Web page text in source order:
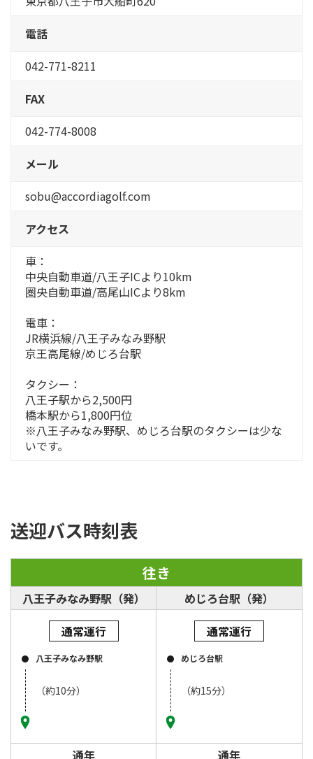
電話
042-771-8211
FAX
042-774-8008
メール
sobu@accordiagolf.com
アクセス
車：
中央自動車道/八王子ICより10km
圏央自動車道/高尾山ICより8km
電車：
JR横浜線/八王子みなみ野駅
京王高尾線/めじろ台駅
タクシー：
八王子駅から2,500円
橋本駅から1,800円位
※八王子みなみ野駅、めじろ台駅のタクシーは少な
いです。
送迎バス時刻表
往き
八王子みなみ野駅（発）
めじろ台駅（発）
通常運行
八王子みなみ野駅
（約10分）
通常運行
めじろ台駅
（約15分）
通年
通年